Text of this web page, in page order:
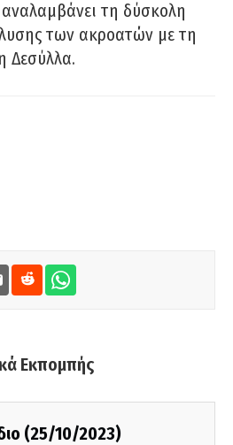
τη δύσκολη
των ακροατών με τη
Δεσύλλα.
Εκπομπής
(25/10/2023)